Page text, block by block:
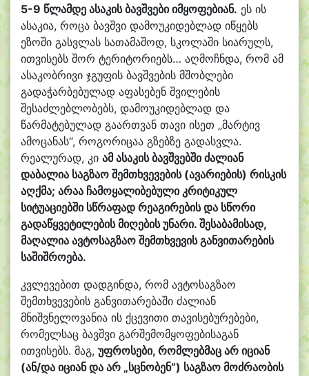
5-9 წლამდე ასაკის ბავშვები იმყოფებიან. ეს ის
ასაკია, როცა ბავშვი დამოუკიდებლად იწყებს
ეზოში გასვლას სათამაშოდ, სკოლაში სიარულს,
ითვისებს შორ ტერიტორიებს… აღმოჩნდა, რომ ამ
ასაკობრივი ჯგუფის ბავშვების მშობლები
გადაჭარბებულად აფასებენ შვილების
შესაძლებლობებს, დამოუკიდებლად და
წარმატებულად გაართვან თავი ისეთ „მარტივ
ამოცანას“, როგორიცაა გზებზე გადასვლა.
რეალურად, კი ამ ასაკის ბავშვებში ძალიან
დაბალია საგზაო შემთხვევების (ავარიების) რისკის
აღქმა; არაა ჩამოყალიბებული კრიტიკულ
სიტუაციებში სწრაფად რეაგირების და სწორი
გადაწყვეტილების მიღების უნარი. შესაბამისად,
მაღალია ავტოსაგზაო შემთხვევის განვითარების
საშიშროება.
კვლევებით დადგინდა, რომ ავტოსაგზაო
შემთხვევების განვითარებაში ძალიან
მნიშვნელოვანია ის ქცევითი თავისებურებები,
რომელსაც ბავშვი გარშემომყოფებისაგან
ითვისებს. მაგ, უფროსები, რომლებმაც არ იციან
(ან/და იციან და არ „სცნობენ“) საგზაო მოძრაობის